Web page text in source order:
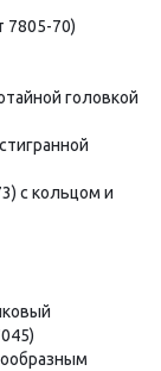
7805-70)
головкой
с кольцом и